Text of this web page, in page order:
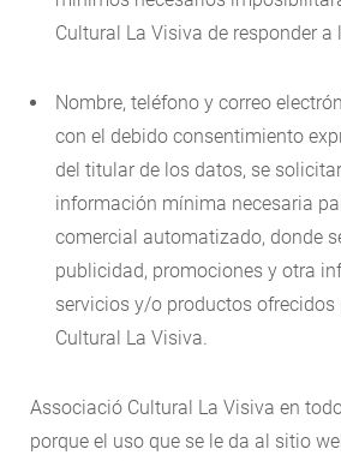
Cultural La Visiva de responder a
Nombre, teléfono y correo
con el debido consentimiento
del titular de los datos, se
información mínima necesaria
comercial automatizado, donde
publicidad, promociones y otra
servicios y/o productos
Cultural La Visiva.
Associació Cultural La Visiva en
porque el uso que se le da al sitio